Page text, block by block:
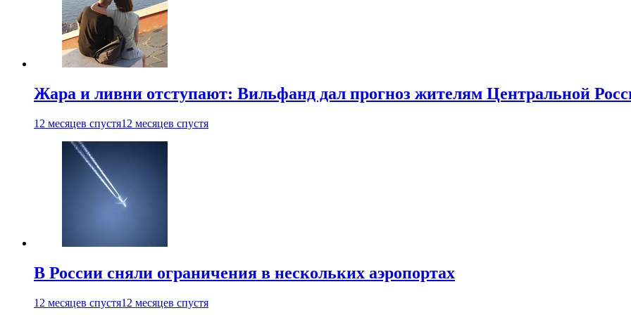
Жара и ливни отступают: Вильфанд дал прогноз жителям Центральной
12 месяцев спустя12 месяцев спустя
В России сняли ограничения в нескольких аэропортах
12 месяцев спустя12 месяцев спустя